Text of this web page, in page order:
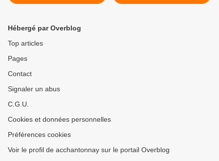
Hébergé par Overblog
Top articles
Pages
Contact
Signaler un abus
C.G.U.
Cookies et données personnelles
Préférences cookies
Voir le profil de acchantonnay sur le portail Overblog